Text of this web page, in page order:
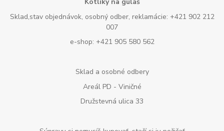
Sklad,stav objednávok, osobný odber, reklamácie: +421 902 212
007
e-shop: +421 905 580 562
Sklad a osobné odbery
Areál PD - Viničné
Družstevná ulica 33